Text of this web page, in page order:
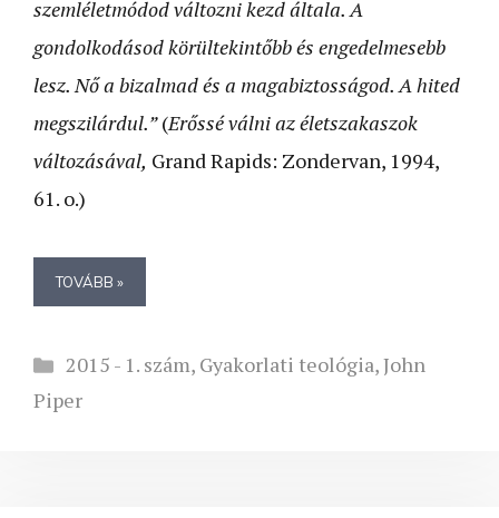
szemléletmódod változni kezd általa. A
gondolkodásod körültekintőbb és engedelmesebb
lesz. Nő a bizalmad és a magabiztosságod. A hited
megszilárdul.”(Erőssé válni az életszakaszok
változásával, Grand Rapids: Zondervan, 1994,
61. o.)
TOVÁBB »
Kategória
2015 - 1. szám, Gyakorlati teológia,John
Piper